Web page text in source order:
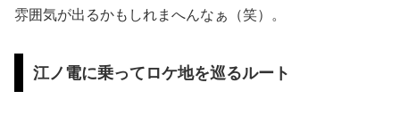
雰囲気が出るかもしれまへんなぁ（笑）。
江ノ電に乗ってロケ地を巡るルート